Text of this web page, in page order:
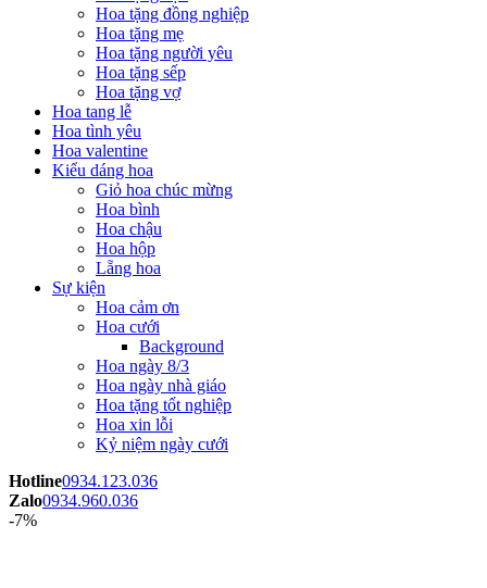
Hoa tặng đồng nghiệp
Hoa tặng mẹ
Hoa tặng người yêu
Hoa tặng sếp
Hoa tặng vợ
Hoa tang lễ
Hoa tình yêu
Hoa valentine
Kiểu dáng hoa
Giỏ hoa chúc mừng
Hoa bình
Hoa chậu
Hoa hộp
Lẵng hoa
Sự kiện
Hoa cảm ơn
Hoa cưới
Background
Hoa ngày 8/3
Hoa ngày nhà giáo
Hoa tặng tốt nghiệp
Hoa xin lỗi
Kỷ niệm ngày cưới
Hotline0934.123.036
Zalo0934.960.036
-7%